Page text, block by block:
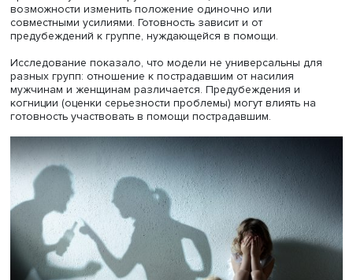
лонгитюдного исследования, Ольга Ананьева назвала
мечтой, поскольку это позволит изучить проблему и
изменение отношения к насилию в динамике.
Докладчица напомнила, что после всплеска
проблема домашнего насилия на несколько лет
фокуса общественного внимания. Сейчас споры о
необходимости принять законодательство по защите от
ситуации важно учитывать экспертные оценки
профессиональных юристов, адвокатов,
психологов, чей профиль деятельности связан с
пострадавшим от домашнего насилия.
Факторы готовности помогать пострадавшим от
насилия зависят от восприятия серьезности проблемы
(например, уровня опасности для жизни и здоровья) и
отношения к вмешательству.